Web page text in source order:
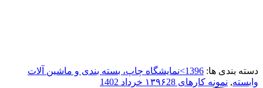
دسته بندی ها:
1396>نمایشگاه چاپ، بسته بندی و ماشین آلات
وابسته, نمونه کارهای ۱۳۹۶ 28 خرداد 1402